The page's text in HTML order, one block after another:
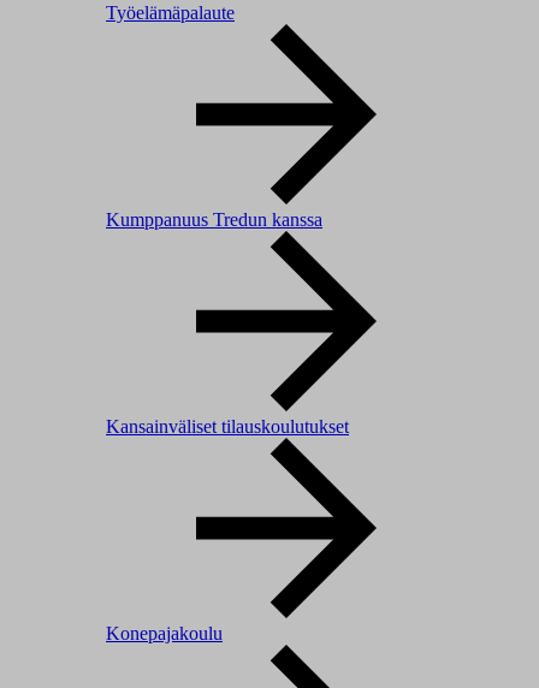
Työelämäpalaute
Kumppanuus Tredun kanssa
Kansainväliset tilauskoulutukset
Konepajakoulu